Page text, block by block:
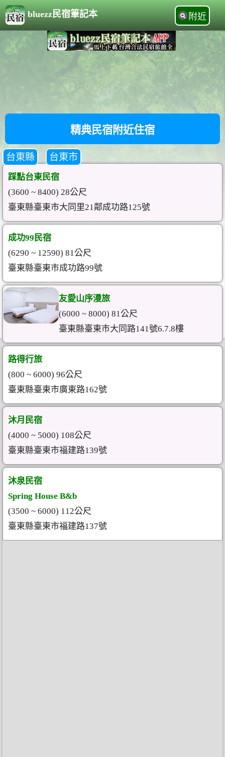
bluezz民宿筆記本 附近
精典民宿附近住宿
台東縣 台東市
踩點台東民宿
(3600 ~ 8400) 28公尺
臺東縣臺東市大同里21鄰成功路125號
成功99民宿
(6290 ~ 12590) 81公尺
臺東縣臺東市成功路99號
友愛山序漫旅
(6000 ~ 8000) 81公尺
臺東縣臺東市大同路141號6.7.8樓
路得行旅
(800 ~ 6000) 96公尺
臺東縣臺東市廣東路162號
沐月民宿
(4000 ~ 5000) 108公尺
臺東縣臺東市福建路139號
沐泉民宿
Spring House B&b
(3500 ~ 6000) 112公尺
臺東縣臺東市福建路137號